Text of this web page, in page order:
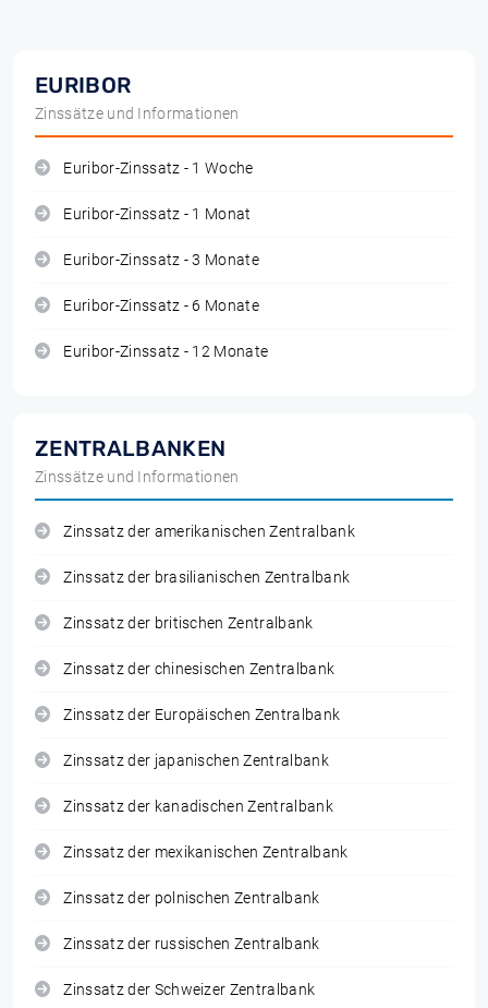
EURIBOR
Zinssätze und Informationen
Euribor-Zinssatz - 1 Woche
Euribor-Zinssatz - 1 Monat
Euribor-Zinssatz - 3 Monate
Euribor-Zinssatz - 6 Monate
Euribor-Zinssatz - 12 Monate
ZENTRALBANKEN
Zinssätze und Informationen
Zinssatz der amerikanischen Zentralbank
Zinssatz der brasilianischen Zentralbank
Zinssatz der britischen Zentralbank
Zinssatz der chinesischen Zentralbank
Zinssatz der Europäischen Zentralbank
Zinssatz der japanischen Zentralbank
Zinssatz der kanadischen Zentralbank
Zinssatz der mexikanischen Zentralbank
Zinssatz der polnischen Zentralbank
Zinssatz der russischen Zentralbank
Zinssatz der Schweizer Zentralbank